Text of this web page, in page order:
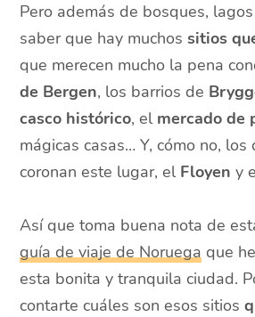
Pero además de bosques,
saber que hay muchossitios
que merecen mucho la pena
de Bergen, los barrios de
casco histórico, el mercado de
mágicas casas… Y, cómo no,
coronan este lugar, el Floyen y
Así que toma buena nota de
guía de viaje de Noruega que
esta bonita y tranquila ciudad.
contarte cuáles son esos sitios